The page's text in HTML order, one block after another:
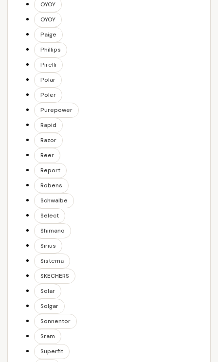
OYOY
OYOY
Paige
Phillips
Pirelli
Polar
Poler
Purepower
Rapid
Razor
Reer
Report
Robens
Schwalbe
Select
Shimano
Sirius
Sistema
SKECHERS
Solar
Solgar
Sonnentor
Sram
Superfit